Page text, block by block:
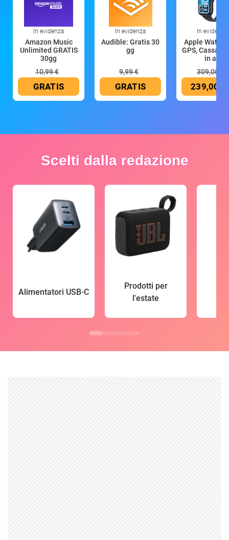
In evidenza
Amazon Music
Unlimited GRATIS
30gg
10,99 €
GRATIS
In evidenza
Audible: Gratis 30
gg
9,99 €
GRATIS
In evidenza
Apple Watch
GPS, Cassa
in all
309,00 €
239,00 €
Scelti dalla redazione
Alimentatori USB-C
Prodotti per
l'estate